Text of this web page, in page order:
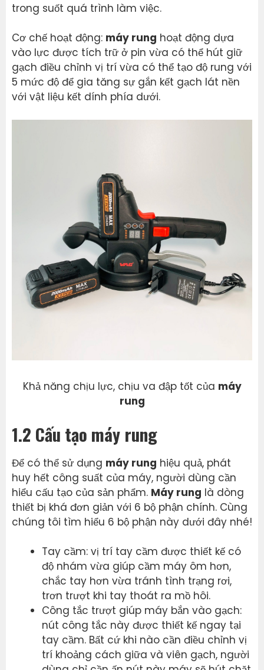
trong suốt quá trình làm việc.
Cơ chế hoạt động: máy rung hoạt động dựa
vào lực được tích trữ ở pin vừa có thể hút giữ
gạch điều chỉnh vị trí vừa có thể tạo độ rung với
5 mức độ để gia tăng sự gắn kết gạch lát nền
với vật liệu kết dính phía dưới.
Khả năng chịu lực, chịu va đập tốt của máy
rung
1.2 Cấu tạo máy rung
Để có thể sử dụng máy rung hiệu quả, phát
huy hết công suất của máy, người dùng cần
hiểu cấu tạo của sản phẩm. Máy rung là dòng
thiết bị khá đơn giản với 6 bộ phận chính. Cùng
chúng tôi tìm hiểu 6 bộ phận này dưới đây nhé!
Tay cầm: vị trí tay cầm được thiết kế có
độ nhám vừa giúp cầm máy ôm hơn,
chắc tay hơn vừa tránh tình trạng rơi,
trơn trượt khi tay thoát ra mồ hôi.
Công tắc trượt giúp máy bắn vào gạch:
nút công tắc này được thiết kế ngay tại
tay cầm. Bất cứ khi nào cần điều chỉnh vị
trí khoảng cách giữa và viên gạch, người